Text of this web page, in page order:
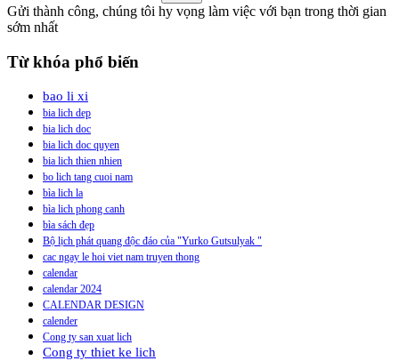
Gửi thành công, chúng tôi hy vọng làm việc với bạn trong thời gian
sớm nhất
Từ khóa phổ biến
bao li xi
bia lich dep
bia lich doc
bia lich doc quyen
bia lich thien nhien
bo lich tang cuoi nam
bìa lich la
bìa lich phong canh
bìa sách đẹp
Bộ lịch phát quang độc đáo của "Yurko Gutsulyak "
cac ngay le hoi viet nam truyen thong
calendar
calendar 2024
CALENDAR DESIGN
calender
Cong ty san xuat lich
Cong ty thiet ke lich